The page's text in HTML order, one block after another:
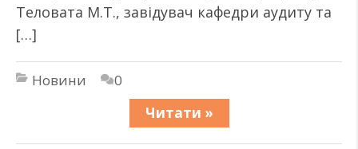
Теловата М.Т., завідувач кафедри аудиту та
[…]
Новини
0
Читати »